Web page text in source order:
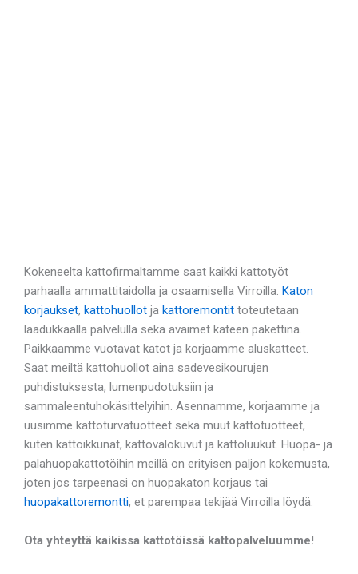
Kokeneelta kattofirmaltamme saat kaikki kattotyöt
parhaalla ammattitaidolla ja osaamisella Virroilla. Katon
korjaukset, kattohuollot ja kattoremontit toteutetaan
laadukkaalla palvelulla sekä avaimet käteen pakettina.
Paikkaamme vuotavat katot ja korjaamme aluskatteet.
Saat meiltä kattohuollot aina sadevesikourujen
puhdistuksesta, lumenpudotuksiin ja
sammaleentuhokäsittelyihin. Asennamme, korjaamme ja
uusimme kattoturvatuotteet sekä muut kattotuotteet,
kuten kattoikkunat, kattovalokuvut ja kattoluukut. Huopa- ja
palahuopakattotöihin meillä on erityisen paljon kokemusta,
joten jos tarpeenasi on huopakaton korjaus tai
huopakattoremontti, et parempaa tekijää Virroilla löydä.
Ota yhteyttä kaikissa kattotöissä kattopalveluumme!